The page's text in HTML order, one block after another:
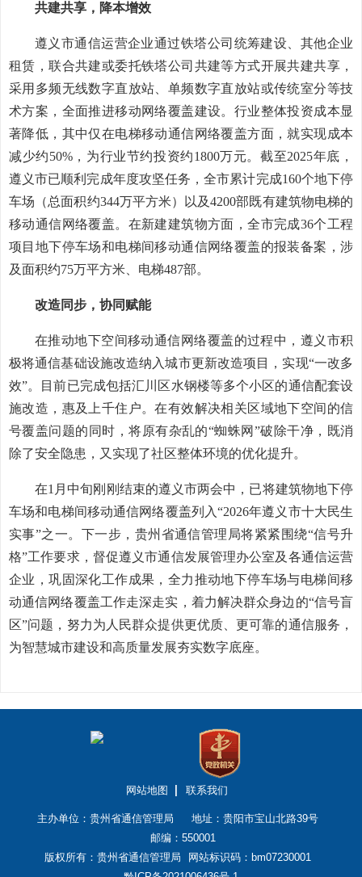
共建共享，降本增效
遵义市通信运营企业通过铁塔公司统筹建设、其他企业
租赁，联合共建或委托铁塔公司共建等方式开展共建共享，
采用多频无线数字直放站、单频数字直放站或传统室分等技
术方案，全面推进移动网络覆盖建设。行业整体投资成本显
著降低，其中仅在电梯移动通信网络覆盖方面，就实现成本
减少约50%，为行业节约投资约1800万元。截至2025年底，
遵义市已顺利完成年度攻坚任务，全市累计完成160个地下停
车场（总面积约344万平方米）以及4200部既有建筑物电梯的
移动通信网络覆盖。在新建建筑物方面，全市完成36个工程
项目地下停车场和电梯间移动通信网络覆盖的报装备案，涉
及面积约75万平方米、电梯487部。
改造同步，协同赋能
在推动地下空间移动通信网络覆盖的过程中，遵义市积
极将通信基础设施改造纳入城市更新改造项目，实现“一改多
效”。目前已完成包括汇川区水钢楼等多个小区的通信配套设
施改造，惠及上千住户。在有效解决相关区域地下空间的信
号覆盖问题的同时，将原有杂乱的“蜘蛛网”破除干净，既消
除了安全隐患，又实现了社区整体环境的优化提升。
在1月中旬刚刚结束的遵义市两会中，已将建筑物地下停
车场和电梯间移动通信网络覆盖列入“2026年遵义市十大民生
实事”之一。下一步，贵州省通信管理局将紧紧围绕“信号升
格”工作要求，督促遵义市通信发展管理办公室及各通信运营
企业，巩固深化工作成果，全力推动地下停车场与电梯间移
动通信网络覆盖工作走深走实，着力解决群众身边的“信号盲
区”问题，努力为人民群众提供更优质、更可靠的通信服务，
为智慧城市建设和高质量发展夯实数字底座。
网站地图 联系我们
主办单位：贵州省通信管理局
地址：贵阳市宝山北路39号
邮编：550001
版权所有：贵州省通信管理局
网站标识码：bm07230001